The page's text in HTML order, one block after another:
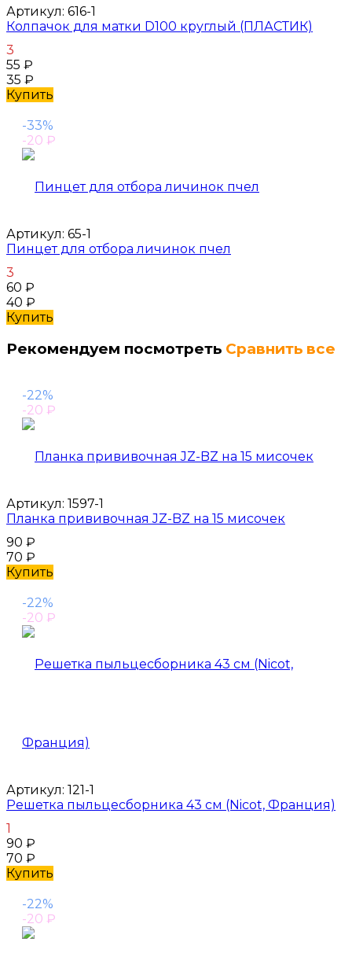
Артикул: 616-1
Колпачок для матки D100 круглый (ПЛАСТИК)
3
55 ₽
35 ₽
Купить
-33%
-20 ₽
Артикул: 65-1
Пинцет для отбора личинок пчел
3
60 ₽
40 ₽
Купить
Рекомендуем посмотреть Сравнить все
-22%
-20 ₽
Артикул: 1597-1
Планка прививочная JZ-BZ на 15 мисочек
90 ₽
70 ₽
Купить
-22%
-20 ₽
Артикул: 121-1
Решетка пыльцесборника 43 см (Nicot, Франция)
1
90 ₽
70 ₽
Купить
-22%
-20 ₽